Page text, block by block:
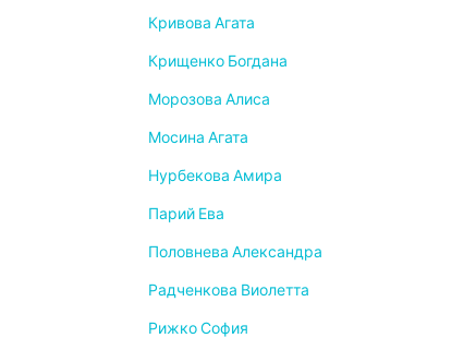
Кривова Агата
Крищенко Богдана
Морозова Алиса
Мосина Агата
Нурбекова Амира
Парий Ева
Половнева Александра
Радченкова Виолетта
Рижко София